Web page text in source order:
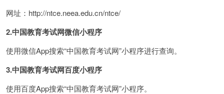
网址：http://ntce.neea.edu.cn/ntce/
2.中国教育考试网微信小程序
使用微信App搜索“中国教育考试网”小程序进行查询。
3.中国教育考试网百度小程序
使用百度App搜索“中国教育考试网”小程序。